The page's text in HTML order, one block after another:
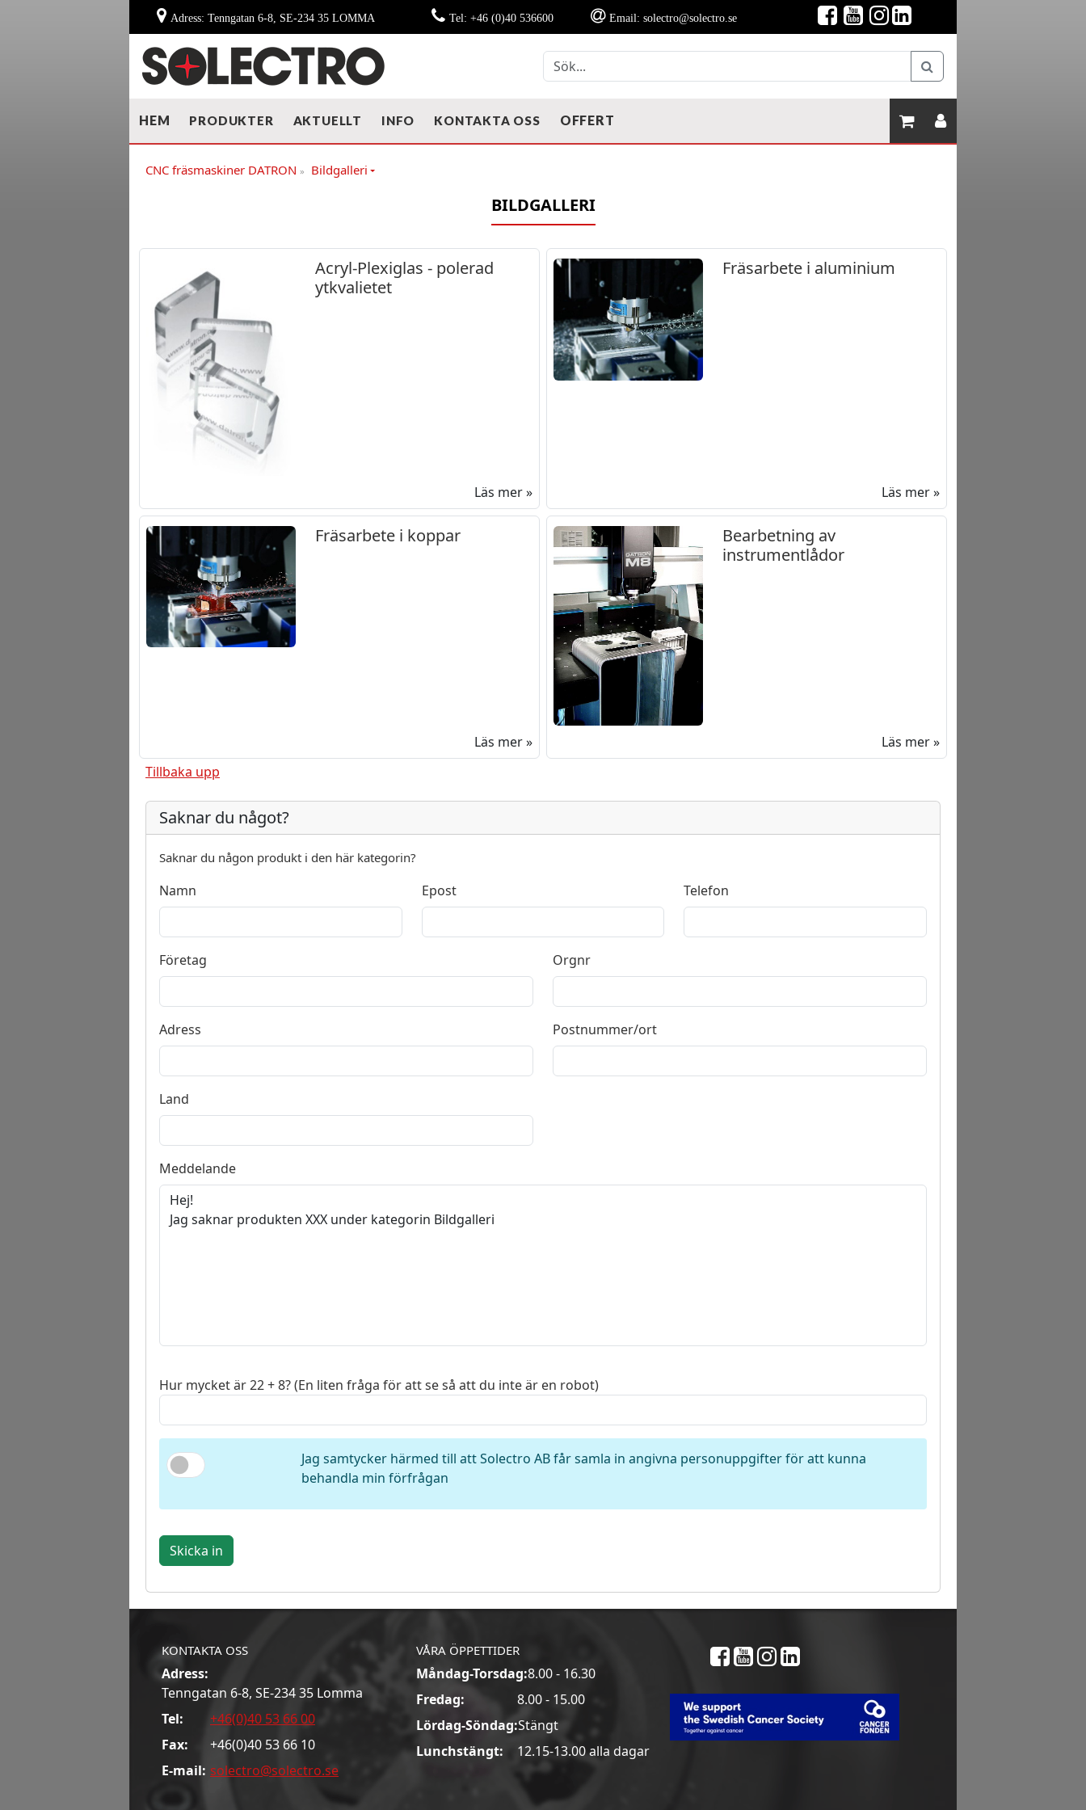
Adress: Tenngatan 6-8, SE-234 35 LOMMA Tel: +46 (0)40 536600 Email: solectro@solectro.se
HEM PRODUKTER AKTUELLT INFO KONTAKTA OSS OFFERT
CNC fräsmaskiner DATRON » Bildgalleri
BILDGALLERI
Acryl-Plexiglas - polerad
ytkvalietet
Läs mer »
Fräsarbete i aluminium
Läs mer »
Fräsarbete i koppar
Läs mer »
Bearbetning av
instrumentlådor
Läs mer »
Tillbaka upp
Saknar du något?
Saknar du någon produkt i den här kategorin?
Namn Epost Telefon
Företag Orgnr
Adress Postnummer/ort
Land
Meddelande
Hur mycket är 22 + 8? (En liten fråga för att se så att du inte är en robot)
Jag samtycker härmed till att Solectro AB får samla in angivna personuppgifter för att kunna
behandla min förfrågan
Skicka in
KONTAKTA OSS
Adress:
Tenngatan 6-8, SE-234 35 Lomma
Tel:
+46(0)40 53 66 00
Fax:
+46(0)40 53 66 10
E-mail: solectro@solectro.se
VÅRA ÖPPETTIDER
Måndag-Torsdag:8.00 - 16.30
Fredag:
8.00 - 15.00
Lördag-Söndag:Stängt
Lunchstängt:
12.15-13.00 alla dagar